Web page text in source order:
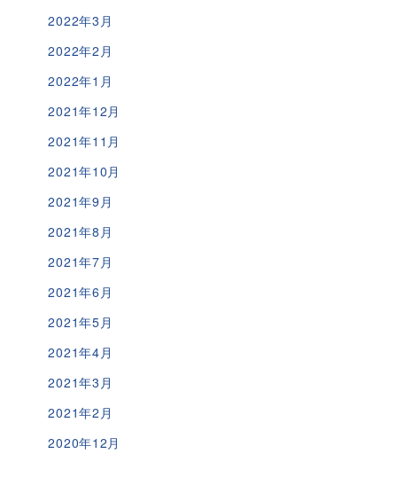
2022年3月
2022年2月
2022年1月
2021年12月
2021年11月
2021年10月
2021年9月
2021年8月
2021年7月
2021年6月
2021年5月
2021年4月
2021年3月
2021年2月
2020年12月